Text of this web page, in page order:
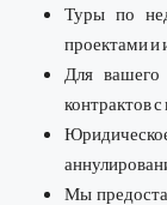
Туры по
проектами и
Для вашего
контрактов
Мы